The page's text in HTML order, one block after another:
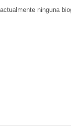
ninguna